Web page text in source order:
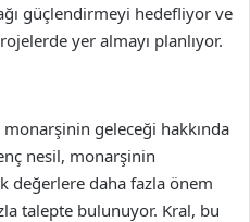
güçlendirmeyi hedefliyor ve
yer almayı planlıyor.
monarşinin geleceği hakkında
nesil, monarşinin
değerlere daha fazla önem
talepte bulunuyor. Kral, bu